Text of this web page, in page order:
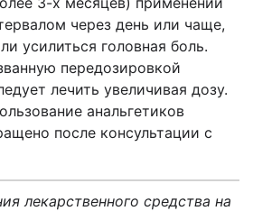
через день или чаще,
усилиться головная боль.
передозировкой
лечить увеличивая дозу.
анальгетиков
после консультации с
лекарственного средства на